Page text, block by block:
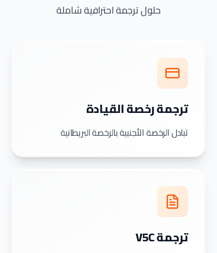
حلول ترجمة احترافية شاملة
ترجمة رخصة القيادة
تبادل الرخصة الأجنبية بالرخصة البريطانية
ترجمة V5C